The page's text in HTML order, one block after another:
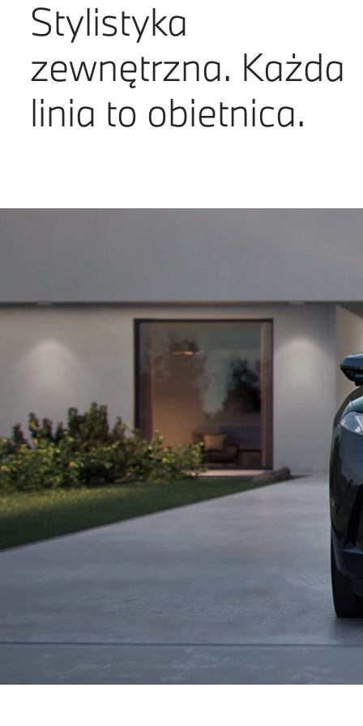
Stylistyka
zewnętrzna. Każda
linia to obietnica.